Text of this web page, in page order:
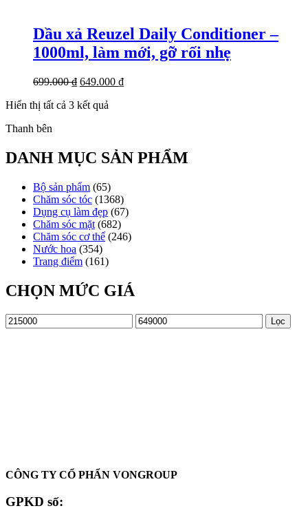
Dầu xả Reuzel Daily Conditioner –
1000ml, làm mới, gỡ rối nhẹ
699.000₫ Giá
là:
649.000 ₫Giá
Hiển thị tất cả 3 kết quả
mới
nhất
Thanh bên
DANH MỤC SẢN PHẨM
Bộ sản phẩm (65)
Chăm sóc tóc (1368)
Dụng cụ làm đẹp (67)
Chăm sóc mặt (682)
Chăm sóc cơ thể (246)
Nước hoa (354)
Trang điểm (161)
CHỌN MỨC GIÁ
Giá
tối
Giá
tối
Lọc
CÔNG TY CỔ PHẨN VONGROUP
GPKD số: